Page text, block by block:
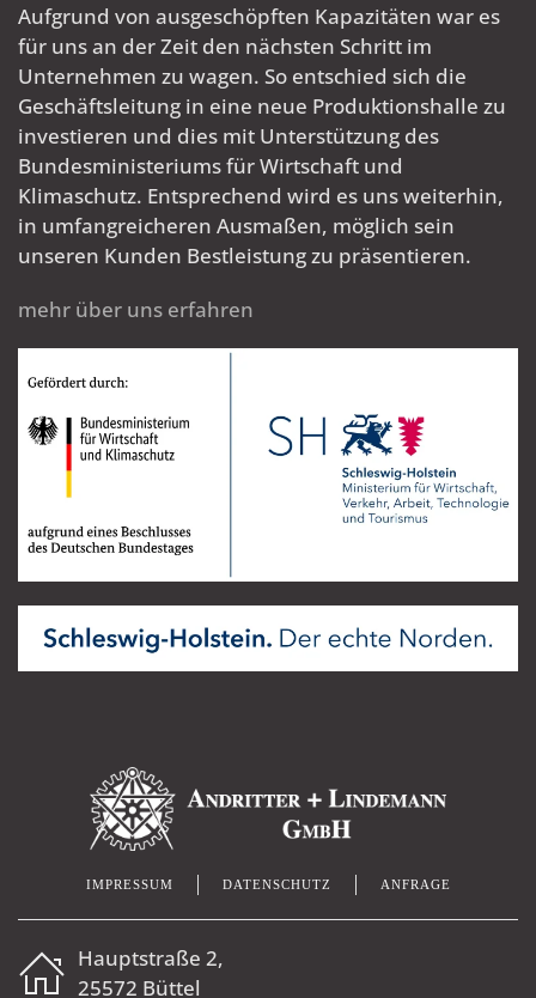
Aufgrund von ausgeschöpften Kapazitäten war es
für uns an der Zeit den nächsten Schritt im
Unternehmen zu wagen. So entschied sich die
Geschäftsleitung in eine neue Produktionshalle zu
investieren und dies mit Unterstützung des
Bundesministeriums für Wirtschaft und
Klimaschutz. Entsprechend wird es uns weiterhin,
in umfangreicheren Ausmaßen, möglich sein
unseren Kunden Bestleistung zu präsentieren.
mehr über uns erfahren
IMPRESSUM DATENSCHUTZ ANFRAGE
Hauptstraße 2,
25572 Büttel